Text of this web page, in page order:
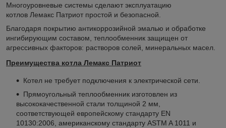
Многоуровневые системы сделают эксплуатацию
котлов Лемакс Патриот простой и безопасной.
Благодаря покрытию антикоррозийной эмалью и обработке
ингибирующим составом, теплообменник защищен от
агрессивных факторов: растворов солей, минеральных масел.
Преимущества котла Лемакс Патриот
Котел не требует подключения к электрической сети.
Прямоугольный теплообменник изготовлен из
высококачественной стали толщиной 2 мм,
соответствующей европейскому стандарту EN
10130:2006, американскому стандарту ASTM A 1011 и